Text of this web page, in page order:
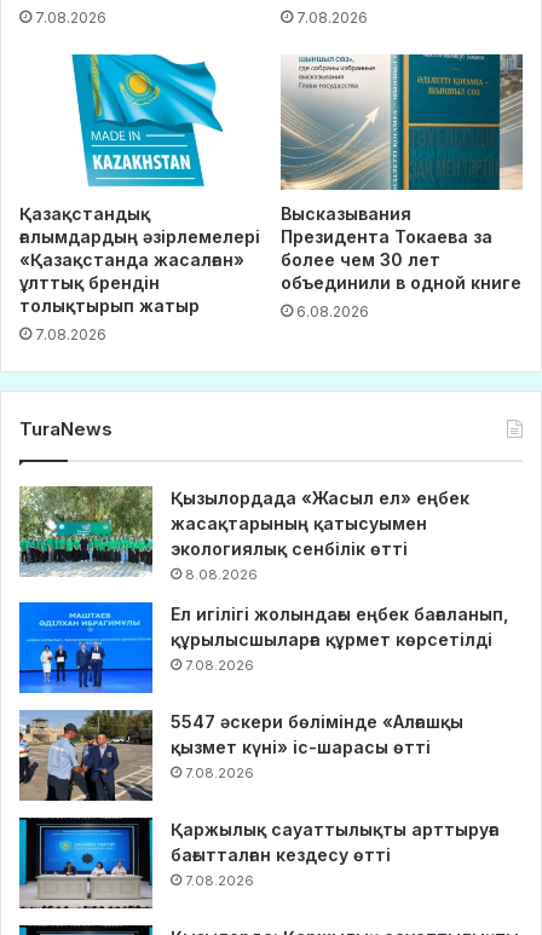
7.08.2026 7.08.2026
Қазақстандық
ғалымдардың әзірлемелері
«Қазақстанда жасалған»
ұлттық брендін
толықтырып жатыр
7.08.2026
Высказывания
Президента Токаева за
более чем 30 лет
объединили в одной книге
6.08.2026
TuraNews
Қызылордада «Жасыл ел» еңбек
жасақтарының қатысуымен
экологиялық сенбілік өтті
8.08.2026
Ел игілігі жолындағы еңбек бағаланып,
құрылысшыларға құрмет көрсетілді
7.08.2026
5547 әскери бөлімінде «Алғашқы
қызмет күні» іс-шарасы өтті
7.08.2026
Қаржылық сауаттылықты арттыруға
бағытталған кездесу өтті
7.08.2026